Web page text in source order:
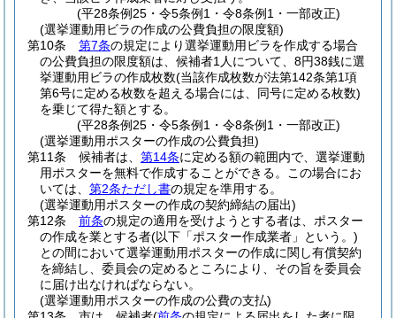
(平28条例25・令5条例1・令8条例1・一部改正)
(選挙運動用ビラの作成の公費負担の限度額)
第10条
第7条の規定により選挙運動用ビラを作成する場合
の公費負担の限度額は、候補者1人について、8円38銭に選
挙運動用ビラの作成枚数(当該作成枚数が法第142条第1項
第6号に定める枚数を超える場合には、同号に定める枚数)
を乗じて得た額とする。
(平28条例25・令5条例1・令8条例1・一部改正)
(選挙運動用ポスターの作成の公費負担)
第11条
候補者は、 第14条に定める額の範囲内で、選挙運動
用ポスターを無料で作成することができる。
この場合にお
いては、 第2条ただし書の規定を準用する。
(選挙運動用ポスターの作成の契約締結の届出)
第12条
前条の規定の適用を受けようとする者は、ポスター
の作成を業とする者(以下「ポスター作成業者」という。)
との間において選挙運動用ポスターの作成に関し有償契約
を締結し、委員会の定めるところにより、その旨を委員会
に届け出なければならない。
(選挙運動用ポスターの作成の公費の支払)